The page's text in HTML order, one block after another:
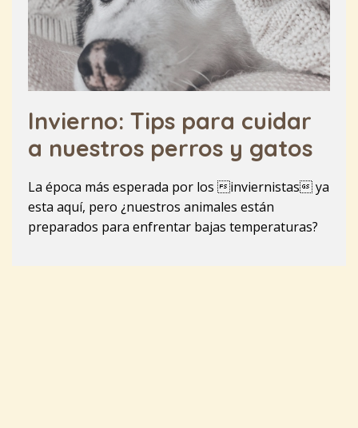
Invierno: Tips para cuidar
a nuestros perros y gatos
La época más esperada por los inviernistas ya
esta aquí, pero ¿nuestros animales están
preparados para enfrentar bajas temperaturas?